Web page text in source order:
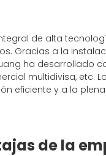
de alta
Gracias a la
ha desarrollado
multidivisa, etc.
eficiente y a la
de la